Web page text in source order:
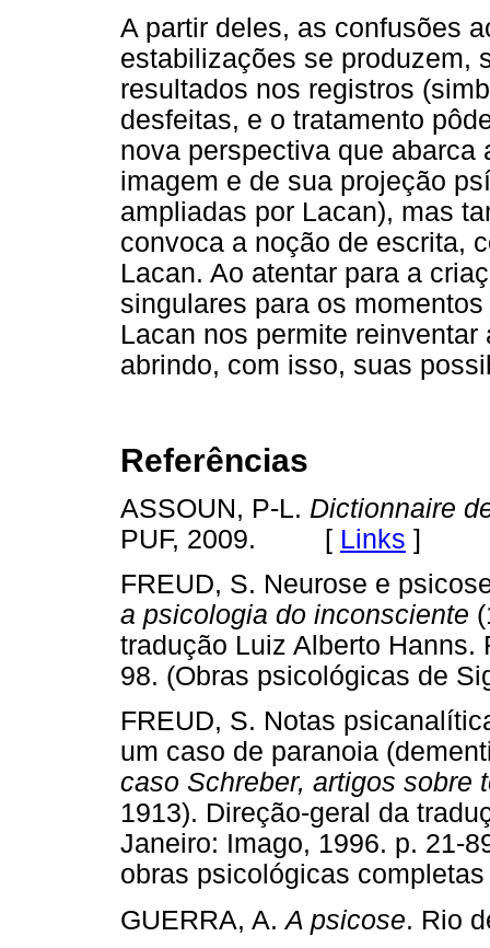
A partir deles, as confusões
estabilizações se produzem,
resultados nos registros
desfeitas, e o tratamento
nova perspectiva que
imagem e de sua projeção
ampliadas por Lacan), mas
convoca a noção de escrita,
Lacan. Ao atentar para a
singulares para os
Lacan nos permite
abrindo, com isso, suas
Referências
ASSOUN, P-L. Dictionnaire
PUF, 2009. [ Links ]
FREUD, S. Neurose e
a psicologia do inconsciente
tradução Luiz Alberto Hanns.
98. (Obras psicológicas
FREUD, S. Notas
um caso de paranoia
caso Schreber, artigos sobre
1913). Direção-geral da
Janeiro: Imago, 1996. p. 21-
obras psicológicas
GUERRA, A.A psicose. Rio